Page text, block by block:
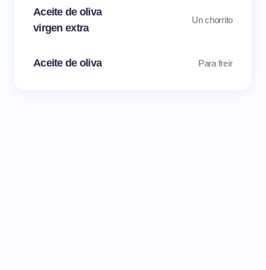
Aceite de oliva
virgen extra
Un chorrito
Aceite de oliva Para freír